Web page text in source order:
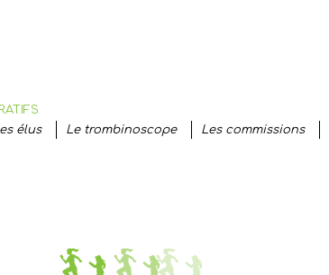
élus Le trombinoscope Les commissions